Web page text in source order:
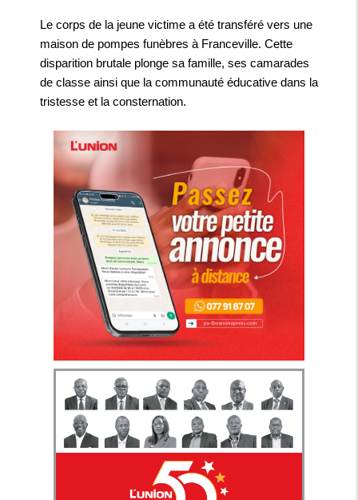
Le corps de la jeune victime a été transféré vers une
maison de pompes funèbres à Franceville. Cette
disparition brutale plonge sa famille, ses camarades
de classe ainsi que la communauté éducative dans la
tristesse et la consternation.